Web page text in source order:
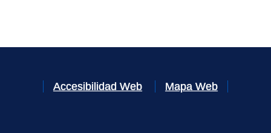
Accesibilidad Web Mapa Web